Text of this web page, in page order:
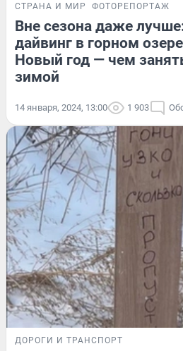
СТРАНА И МИР ФОТОРЕПОРТАЖ
Вне сезона даже
дайвинг в горном
Новый год — чем
зимой
14 января, 2024, 13:00 1 903
ДОРОГИ И ТРАНСПОРТ